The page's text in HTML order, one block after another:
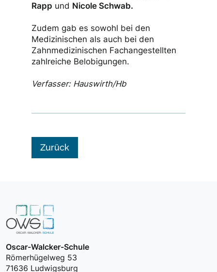
Rapp und Nicole Schwab.
Zudem gab es sowohl bei den
Medizinischen als auch bei den
Zahnmedizinischen Fachangestellten
zahlreiche Belobigungen.
Verfasser: Hauswirth/Hb
Zurück
Oscar-Walcker-Schule
Römerhügelweg 53
71636 Ludwigsburg